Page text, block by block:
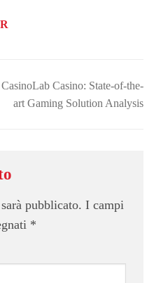
CasinoLab Casino: State-of-the-
art Gaming Solution Analysis
pubblicato. I campi
*